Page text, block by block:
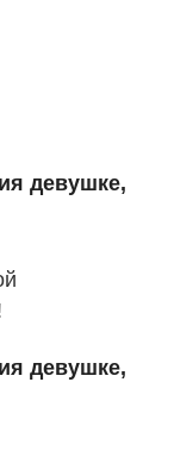
девушке,
девушке,